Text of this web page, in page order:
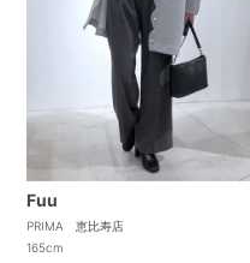
Fuu
PRIMA 恵比寿店
165cm